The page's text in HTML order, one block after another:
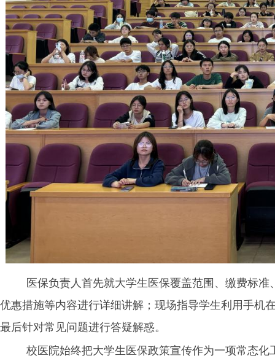
医保负责人首先就大学生医保覆盖范围、缴费标
优惠措施等内容进行详细讲解；现场指导学生利用手机
最后针对常见问题进行答疑解惑。
校医院始终把大学生医保政策宣传作为一项常态